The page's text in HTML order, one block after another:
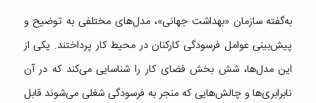
به‌گفته سازمان «بهداشت جهانی»، مدل‌های مختلفی به توضیح و
پیش‌بینی عوامل فرسودگی کارکنان در محیط کار پرداختند. یکی از
این مدل‌ها، شش بخش فضای کار را شناسایی می‌کند که در آن
نابرابری‌ها و چالش‌هایی که منجر به فرسودگی شغلی می‌شوند قابل